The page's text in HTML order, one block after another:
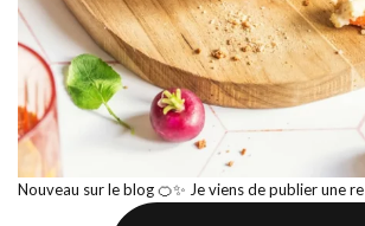
Nouveau sur le blog 🍊✨ Je viens de publier une re